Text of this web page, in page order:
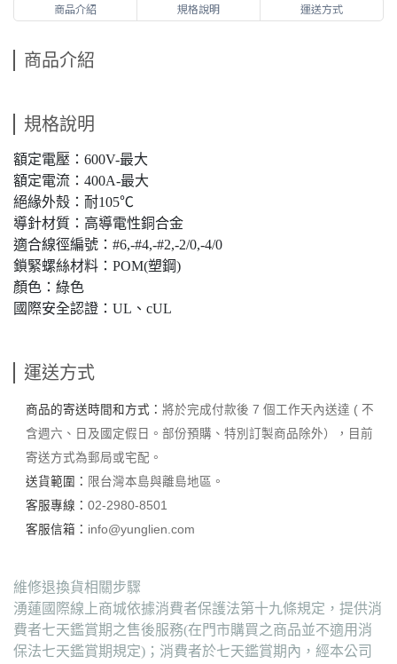
商品介紹 規格說明 運送方式
商品介紹
規格說明
額定電壓：600V-最大
額定電流：400A-最大
絕緣外殼：耐105℃
導針材質：高導電性銅合金
適合線徑編號：#6,-#4,-#2,-2/0,-4/0
鎖緊螺絲材料：POM(塑鋼)
顏色：綠色
國際安全認證：UL、cUL
運送方式
商品的寄送時間和方式： 將於完成付款後 7 個工作天內送達 ( 不
含週六、日及國定假日。部份預購、特別訂製商品除外），目前
寄送方式為郵局或宅配。
送貨範圍： 限台灣本島與離島地區。
客服專線： 02-2980-8501
客服信箱： info@yunglien.com
維修退換貨相關步驟
湧蓮國際線上商城依據消費者保護法第十九條規定，提供消
費者七天鑑賞期之售後服務(在門市購買之商品並不適用消
保法七天鑑賞期規定)；消費者於七天鑑賞期內，經本公司